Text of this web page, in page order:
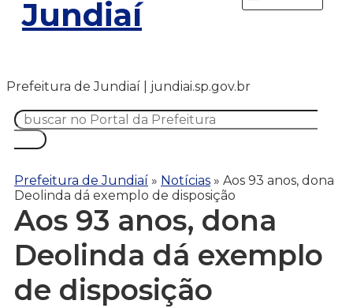
Jundiaí
Prefeitura de Jundiaí | jundiai.sp.gov.br
Prefeitura de Jundiaí » Notícias » Aos 93 anos, dona
Deolinda dá exemplo de disposição
Aos 93 anos, dona
Deolinda dá exemplo
de disposição